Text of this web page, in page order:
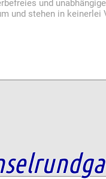
und
und stehen in keinerlei